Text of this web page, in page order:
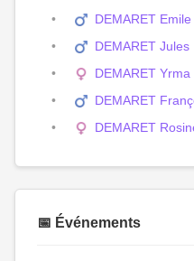
DEMARET Emile
DEMARET Jules
DEMARET Yrma
DEMARET
DEMARET
📅 Événements